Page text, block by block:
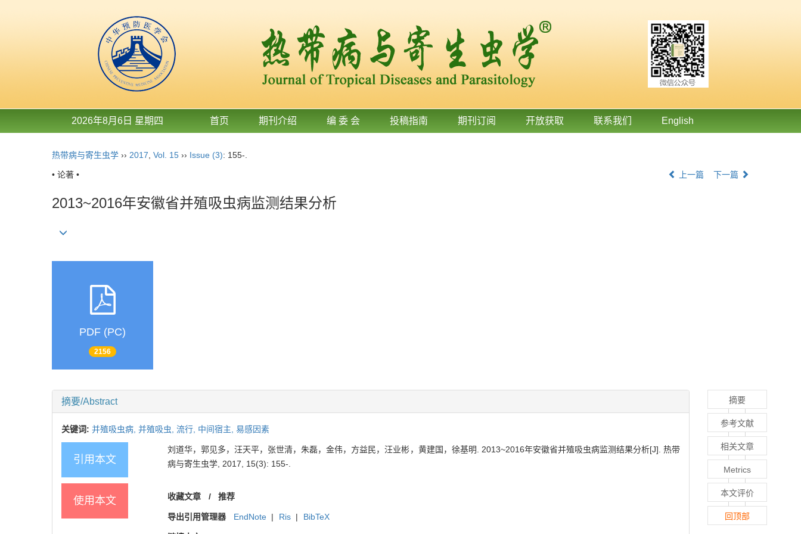
2026年8月6日 星期四 首页 期刊介绍 编 委 会 投稿指南 期刊订阅 开放获取 联系我们 English
热带病与寄生虫学 ›› 2017 Vol. 15 ›› Issue (3): 155-.
• 论著 • 上一篇 下一篇
2013~2016年安徽省并殖吸虫病监测结果分析
PDF (PC)
2156
摘要/Abstract
关键词: 并殖吸虫病, 并殖吸虫, 流行, 中间宿主, 易感因素
引用本文
刘道华，郭见多，汪天平，张世清，朱磊，金伟，方益民，汪业彬，黄建国，徐基明. 2013~2016年安徽省并殖吸虫病监测结果分析[J]. 热带
病与寄生虫学, 2017, 15(3): 155-.
使用本文 收藏文章 / 推荐
导出引用管理器 EndNote | Ris | BibTeX
摘要
参考文献
相关文章
Metrics
本文评价
回顶部